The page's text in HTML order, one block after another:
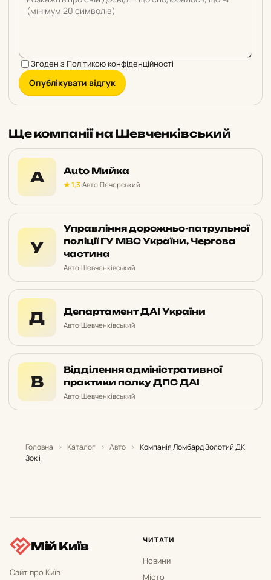
Згоден з Політикою конфіденційності
Опублікувати відгук
Ще компанії на Шевченківський
A Auto Мийка
★ 1,3·Авто·Печерський
У
Управління дорожньо-патрульної
поліції ГУ МВС України, Чергова
частина
Авто·Шевченківський
Д Департамент ДАІ України
Авто·Шевченківський
В
Відділення адміністративної
практики полку ДПС ДАІ
Авто·Шевченківський
Головна › Каталог › Авто › Компанія Ломбард Золотий ДК
Зок і
Мій Київ
Сайт про Київ
ЧИТАТИ
Новини
Місто